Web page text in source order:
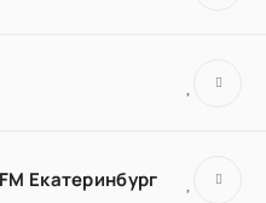
Екатеринбург